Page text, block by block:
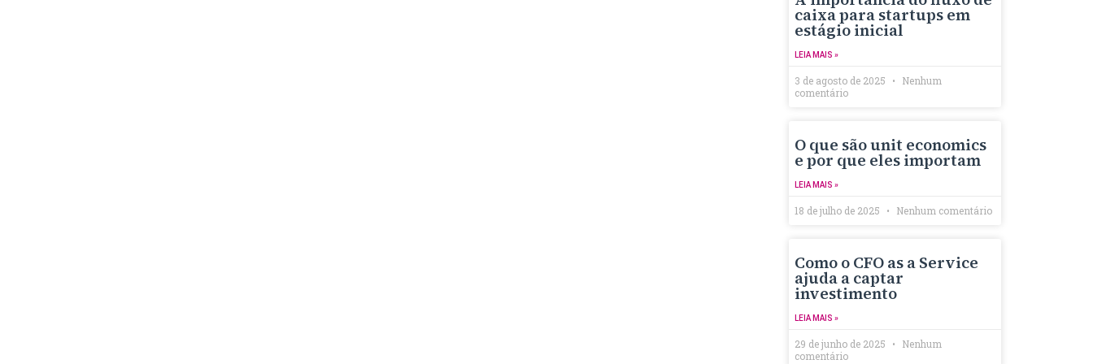
caixa para startups em
estágio inicial
LEIA MAIS »
3 de agosto de 2025
Nenhum
comentário
O que são unit economics
e por que eles importam
LEIA MAIS »
18 de julho de 2025 Nenhum comentário
Como o CFO as a Service
ajuda a captar
investimento
LEIA MAIS »
29 de junho de 2025
Nenhum
comentário